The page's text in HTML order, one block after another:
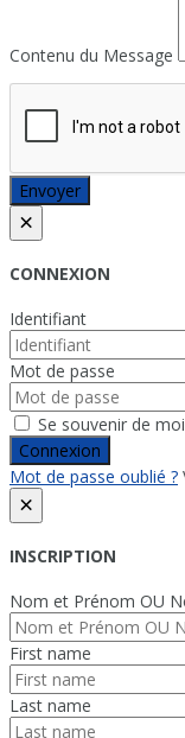
Contenu du Message
Envoyer
×
CONNEXION
Identifiant
Mot de passe
Se souvenir de moi
Connexion
Mot de passe oublié ?
×
INSCRIPTION
Nom et Prénom OU
First name
Last name